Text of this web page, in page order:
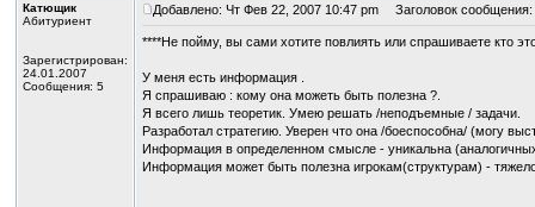
Катющик
Абитуриент
Зарегистрирован:
24.01.2007
Сообщения: 5
Добавлено: Чт Фев 22, 2007 10:47 pm Заголовок сообщения:
****Не пойму, вы сами хотите повлиять или спрашиваете кто
У меня есть информация .
Я спрашиваю : кому она можеть быть полезна ?.
Я всего лишь теоретик. Умею решать /неподъемные / задачи.
Разработал стратегию. Уверен что она /боеспособна/ (могу
Информация в определенном смысле - уникальна
Информация может быть полезна игрокам(структурам) -